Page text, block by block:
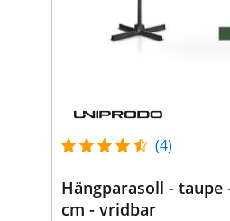
(4)
Hängparasoll - taupe
cm - vridbar